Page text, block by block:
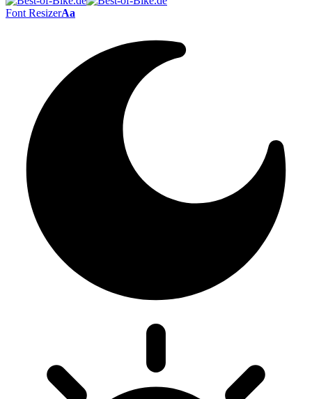
Font ResizerAa